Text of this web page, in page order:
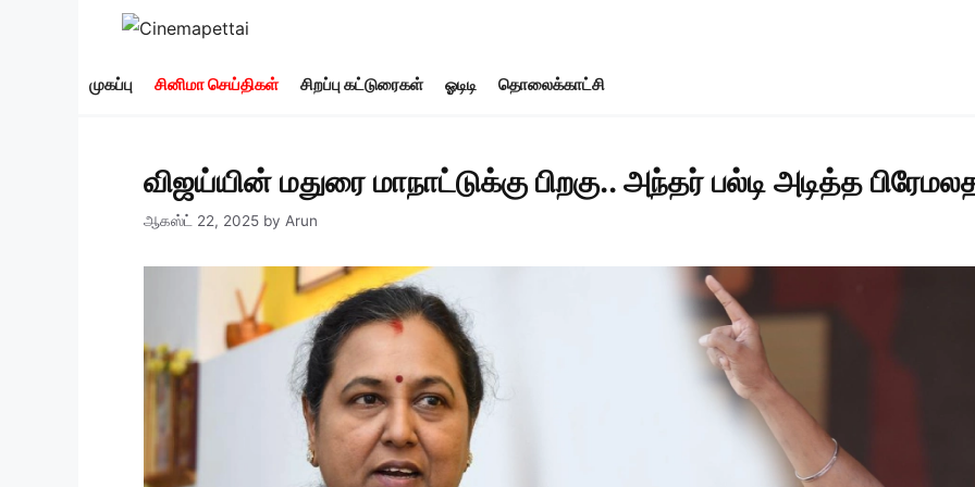
முகப்பு சினிமா செய்திகள் சிறப்பு கட்டுரைகள் ஓடிடி தொலைக்காட்சி
விஜய்யின் மதுரை மாநாட்டுக்கு பிறகு.. அந்தர் பல்டி அடித்த
ஆகஸ்ட் 22, 2025 by Arun